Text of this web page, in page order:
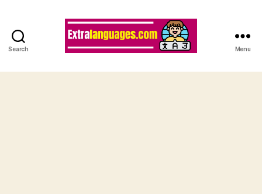
Search Menu